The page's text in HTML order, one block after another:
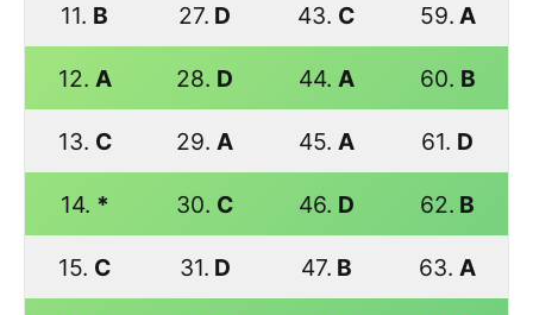
11. B 27. D 43. C 59. A
12. A 28. D 44. A 60. B
13. C 29. A 45. A 61. D
14. * 30. C 46. D 62. B
15. C 31. D 47. B 63. A